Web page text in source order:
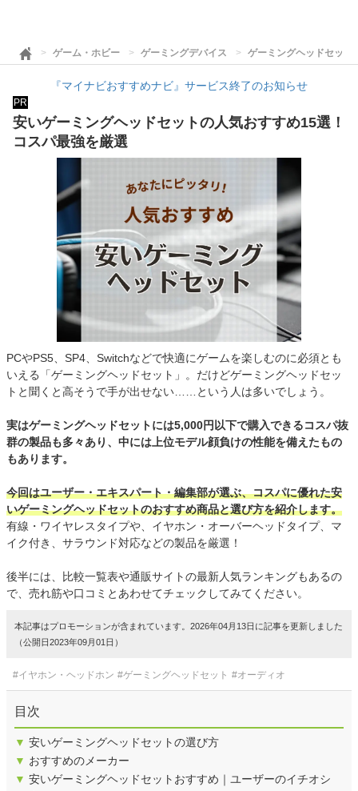
ゲーム・ホビー ゲーミングデバイス ゲーミングヘッドセット
『マイナビおすすめナビ』サービス終了のお知らせ
PR
安いゲーミングヘッドセットの人気おすすめ15選！
コスパ最強を厳選
PCやPS5、SP4、Switchなどで快適にゲームを楽しむのに必須とも
いえる「ゲーミングヘッドセット」。だけどゲーミングヘッドセッ
トと聞くと高そうで手が出せない……という人は多いでしょう。
実はゲーミングヘッドセットには5,000円以下で購入できるコスパ抜
群の製品も多々あり、中には上位モデル顔負けの性能を備えたもの
もあります。
今回はユーザー・エキスパート・編集部が選ぶ、コスパに優れた安
いゲーミングヘッドセットのおすすめ商品と選び方を紹介します。
有線・ワイヤレスタイプや、イヤホン・オーバーヘッドタイプ、マ
イク付き、サラウンド対応などの製品を厳選！
後半には、比較一覧表や通販サイトの最新人気ランキングもあるの
で、売れ筋や口コミとあわせてチェックしてみてください。
本記事はプロモーションが含まれています。2026年04月13日に記事を更新しました
（公開日2023年09月01日）
#イヤホン・ヘッドホン #ゲーミングヘッドセット #オーディオ
目次
▼ 安いゲーミングヘッドセットの選び方
▼ おすすめのメーカー
▼ 安いゲーミングヘッドセットおすすめ｜ユーザーのイチオシ